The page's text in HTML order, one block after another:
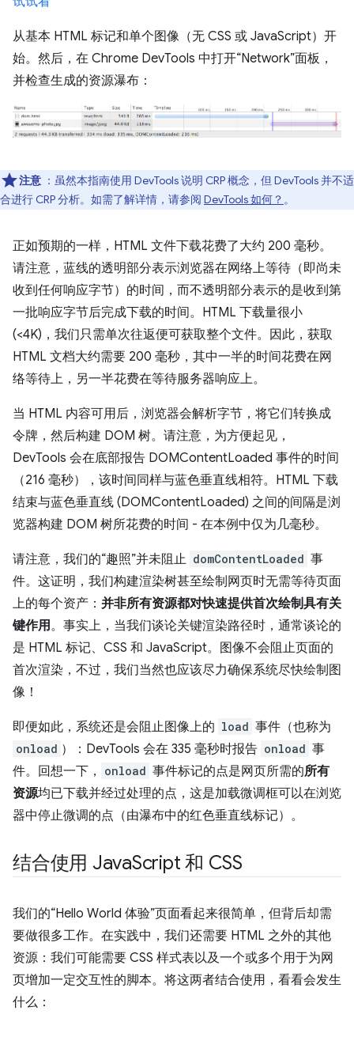
从基本 HTML 标记和单个图像（无 CSS 或 JavaScript）开
始。然后，在 Chrome DevTools 中打开“Network”面板，
并检查生成的资源瀑布：
注意 ：虽然本指南使用 DevTools 说明 CRP 概念，但 DevTools 并不适
合进行 CRP 分析。如需了解详情，请参阅 DevTools 如何？ 。
正如预期的一样，HTML 文件下载花费了大约 200 毫秒。
请注意，蓝线的透明部分表示浏览器在网络上等待（即尚未
收到任何响应字节）的时间，而不透明部分表示的是收到第
一批响应字节后完成下载的时间。HTML 下载量很小
(<4K)，我们只需单次往返便可获取整个文件。因此，获取
HTML 文档大约需要 200 毫秒，其中一半的时间花费在网
络等待上，另一半花费在等待服务器响应上。
当 HTML 内容可用后，浏览器会解析字节，将它们转换成
令牌，然后构建 DOM 树。请注意，为方便起见，
DevTools 会在底部报告 DOMContentLoaded 事件的时间
（216 毫秒），该时间同样与蓝色垂直线相符。HTML 下载
结束与蓝色垂直线 (DOMContentLoaded) 之间的间隔是浏
览器构建 DOM 树所花费的时间 - 在本例中仅为几毫秒。
请注意，我们的“趣照”并未阻止 domContentLoaded 事
件。这证明，我们构建渲染树甚至绘制网页时无需等待页面
上的每个资产： 并非所有资源都对快速提供首次绘制具有关
键作用。事实上，当我们谈论关键渲染路径时，通常谈论的
是 HTML 标记、CSS 和 JavaScript。图像不会阻止页面的
首次渲染，不过，我们当然也应该尽力确保系统尽快绘制图
像！
即便如此，系统还是会阻止图像上的 load 事件（也称为
onload ）：DevTools 会在 335 毫秒时报告 onload 事
件。回想一下，
onload 事件标记的点是网页所需的所有
资源均已下载并经过处理的点，这是加载微调框可以在浏览
器中停止微调的点（由瀑布中的红色垂直线标记）。
结合使用 JavaScript 和 CSS
我们的“Hello World 体验”页面看起来很简单，但背后却需
要做很多工作。在实践中，我们还需要 HTML 之外的其他
资源：我们可能需要 CSS 样式表以及一个或多个用于为网
页增加一定交互性的脚本。将这两者结合使用，看看会发生
什么：